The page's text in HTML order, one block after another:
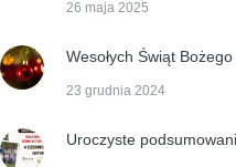
26 maja 2025
Wesołych Świąt
23 grudnia 2024
Uroczyste